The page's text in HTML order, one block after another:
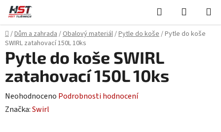
Přejít
obsah
Hledat
KOŠÍK
Domů
/Dům a zahrada/Obalový materiál/Pytle do koše/Pytle do koše
SWIRL zatahovací 150L 10ks
Pytle do koše SWIRL
zatahovací 150L 10ks
Průměrné
hodnocení
Neohodnoceno Podrobnosti hodnocení
Značka:Swirl